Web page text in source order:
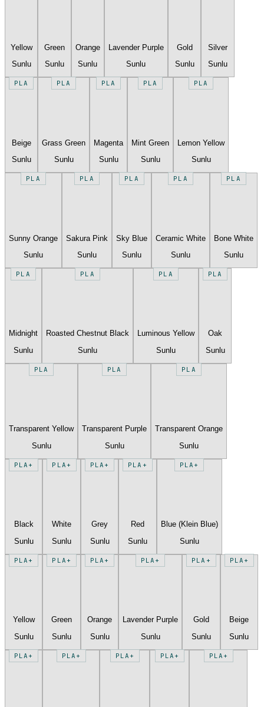
Yellow
Sunlu
Green
Sunlu
Orange
Sunlu
Lavender Purple
Sunlu
Gold
Sunlu
Silver
Sunlu
PLA
Beige
Sunlu
PLA
Grass Green
Sunlu
PLA
Magenta
Sunlu
PLA
Mint Green
Sunlu
PLA
Lemon Yellow
Sunlu
PLA
Sunny Orange
Sunlu
PLA
Sakura Pink
Sunlu
PLA
Sky Blue
Sunlu
PLA
Ceramic White
Sunlu
PLA
Bone White
Sunlu
PLA
Midnight
Sunlu
PLA
Roasted Chestnut Black
Sunlu
PLA
Luminous Yellow
Sunlu
PLA
Oak
Sunlu
PLA
Transparent Yellow
Sunlu
PLA
Transparent Purple
Sunlu
PLA
Transparent Orange
Sunlu
PLA+
Black
Sunlu
PLA+
White
Sunlu
PLA+
Grey
Sunlu
PLA+
Red
Sunlu
PLA+
Blue (Klein Blue)
Sunlu
PLA+
Yellow
Sunlu
PLA+
Green
Sunlu
PLA+
Orange
Sunlu
PLA+
Lavender Purple
Sunlu
PLA+
Gold
Sunlu
PLA+
Beige
Sunlu
PLA+ PLA+ PLA+ PLA+ PLA+